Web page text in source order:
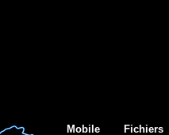
Mobile Fichiers